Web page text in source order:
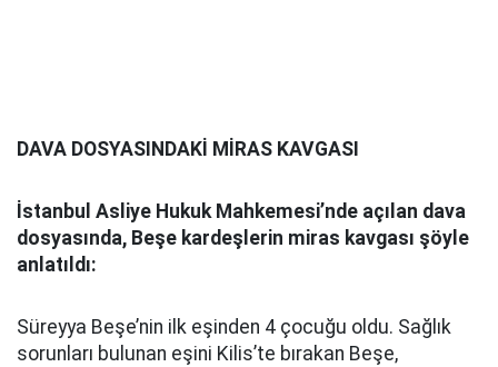
DAVA DOSYASINDAKİ MİRAS KAVGASI
İstanbul Asliye Hukuk Mahkemesi’nde açılan dava
dosyasında, Beşe kardeşlerin miras kavgası şöyle
anlatıldı:
Süreyya Beşe’nin ilk eşinden 4 çocuğu oldu. Sağlık
sorunları bulunan eşini Kilis’te bırakan Beşe,